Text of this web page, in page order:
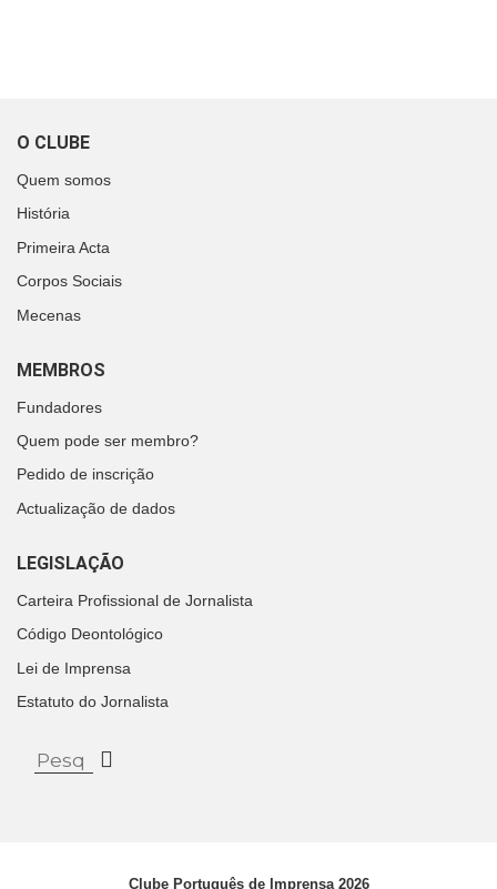
O CLUBE
Quem somos
História
Primeira Acta
Corpos Sociais
Mecenas
MEMBROS
Fundadores
Quem pode ser membro?
Pedido de inscrição
Actualização de dados
LEGISLAÇÃO
Carteira Profissional de Jornalista
Código Deontológico
Lei de Imprensa
Estatuto do Jornalista
Clube Português de Imprensa 2026